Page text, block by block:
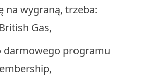
na wygraną, trzeba:
Gas,
darmowego programu